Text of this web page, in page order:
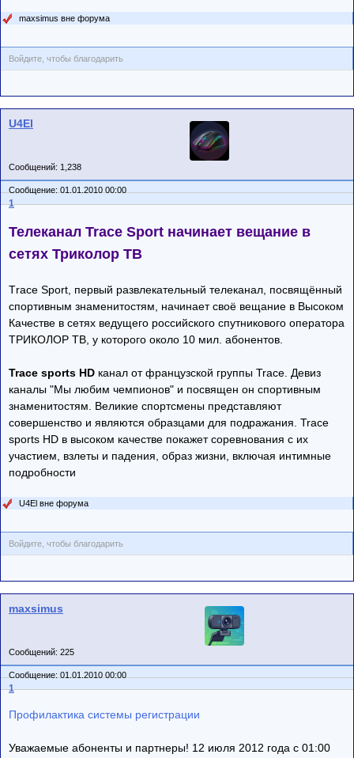
maxsimus вне форума
Войдите, чтобы благодарить
U4El
Сообщений: 1,238
Сообщение: 01.01.2010 00:00
1
Телеканал Trace Sport начинает вещание в
сетях Триколор ТВ
Тrace Sport, первый развлекательный телеканал, посвящённый
спортивным знаменитостям, начинает своё вещание в Высоком
Качестве в сетях ведущего российского спутникового оператора
ТРИКОЛОР ТВ, у которого около 10 мил. абонентов.
Trace sports HD канал от французской группы Trace. Девиз
каналы "Мы любим чемпионов" и посвящен он спортивным
знаменитостям. Великие спортсмены представляют
совершенство и являются образцами для подражания. Trace
sports HD в высоком качестве покажет соревнования с их
участием, взлеты и падения, образ жизни, включая интимные
подробности
U4El вне форума
Войдите, чтобы благодарить
maxsimus
Сообщений: 225
Сообщение: 01.01.2010 00:00
1
Профилактика системы регистрации
Уважаемые абоненты и партнеры! 12 июля 2012 года с 01:00